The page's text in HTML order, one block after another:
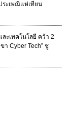
ระเพณีแห่เทียน
ะเทคโนโลยี คว้า 2
า Cyber Tech” ชู